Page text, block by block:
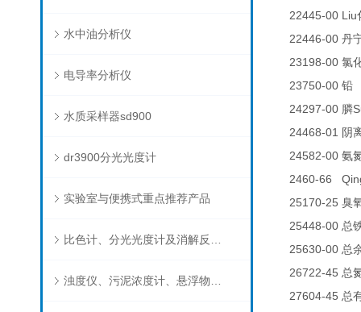
水中油分析仪
电导率分析仪
水质采样器sd900
dr3900分光光度计
实验室与便携式重点推荐产品
22445-00 Liu
22446-00 丹
23198-00 氯
23750-00 铅
24297-00 膦
24468-01
阴
24582-00 氨
2460-66
25170-25 臭
25448-00 总
25630-00 总
26722-45 总
27604-45 总